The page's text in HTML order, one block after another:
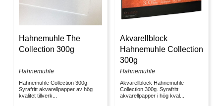
Hahnemuhle The
Collection 300g
Hahnemuhle
Hahnemuhle Collection 300g.
Syrafritt akvarellpapper av hög
kvalitet tillverk...
Akvarellblock
Hahnemuhle Collection
300g
Hahnemuhle
Akvarellblock Hahnemuhle
Collection 300g. Syrafritt
akvarellpapper i hög kval...